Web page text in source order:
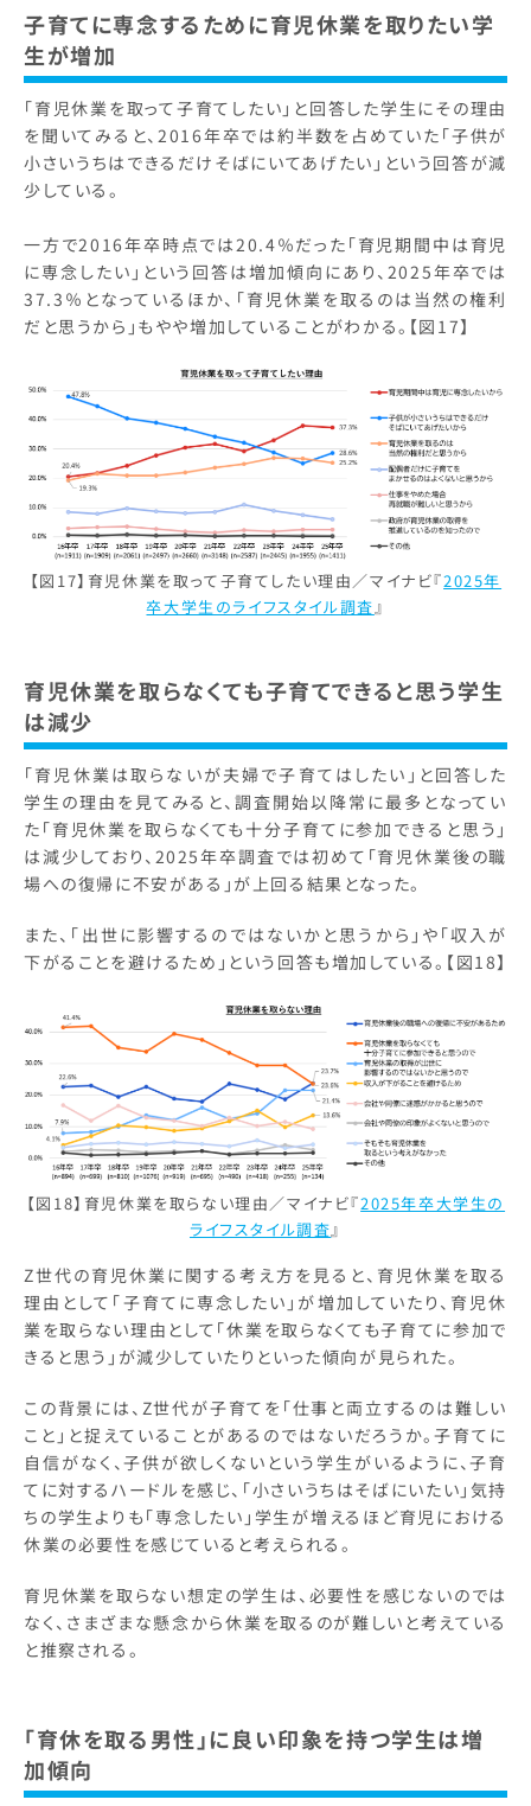
子育てに専念するために育児休業を取りたい学
生が増加
「育児休業を取って子育てしたい」と回答した学生にその理由
を聞いてみると、2016年卒では約半数を占めていた「子供が
小さいうちはできるだけそばにいてあげたい」という回答が減
少している。
一方で2016年卒時点では20.4％だった「育児期間中は育児
に専念したい」という回答は増加傾向にあり、2025年卒では
37.3％となっているほか、「育児休業を取るのは当然の権利
だと思うから」もやや増加していることがわかる。【図17】
【図17】育児休業を取って子育てしたい理由／マイナビ『2025年
卒大学生のライフスタイル調査』
育児休業を取らなくても子育てできると思う学生
は減少
「育児休業は取らないが夫婦で子育てはしたい」と回答した
学生の理由を見てみると、調査開始以降常に最多となってい
た「育児休業を取らなくても十分子育てに参加できると思う」
は減少しており、2025年卒調査では初めて「育児休業後の職
場への復帰に不安がある」が上回る結果となった。
また、「出世に影響するのではないかと思うから」や「収入が
下がることを避けるため」という回答も増加している。【図18】
【図18】育児休業を取らない理由／マイナビ『2025年卒大学生の
ライフスタイル調査』
Z世代の育児休業に関する考え方を見ると、育児休業を取る
理由として「子育てに専念したい」が増加していたり、育児休
業を取らない理由として「休業を取らなくても子育てに参加で
きると思う」が減少していたりといった傾向が見られた。
この背景には、Z世代が子育てを「仕事と両立するのは難しい
こと」と捉えていることがあるのではないだろうか。子育てに
自信がなく、子供が欲しくないという学生がいるように、子育
てに対するハードルを感じ、「小さいうちはそばにいたい」気持
ちの学生よりも「専念したい」学生が増えるほど育児における
休業の必要性を感じていると考えられる。
育児休業を取らない想定の学生は、必要性を感じないのでは
なく、さまざまな懸念から休業を取るのが難しいと考えている
と推察される。
「育休を取る男性」に良い印象を持つ学生は増
加傾向